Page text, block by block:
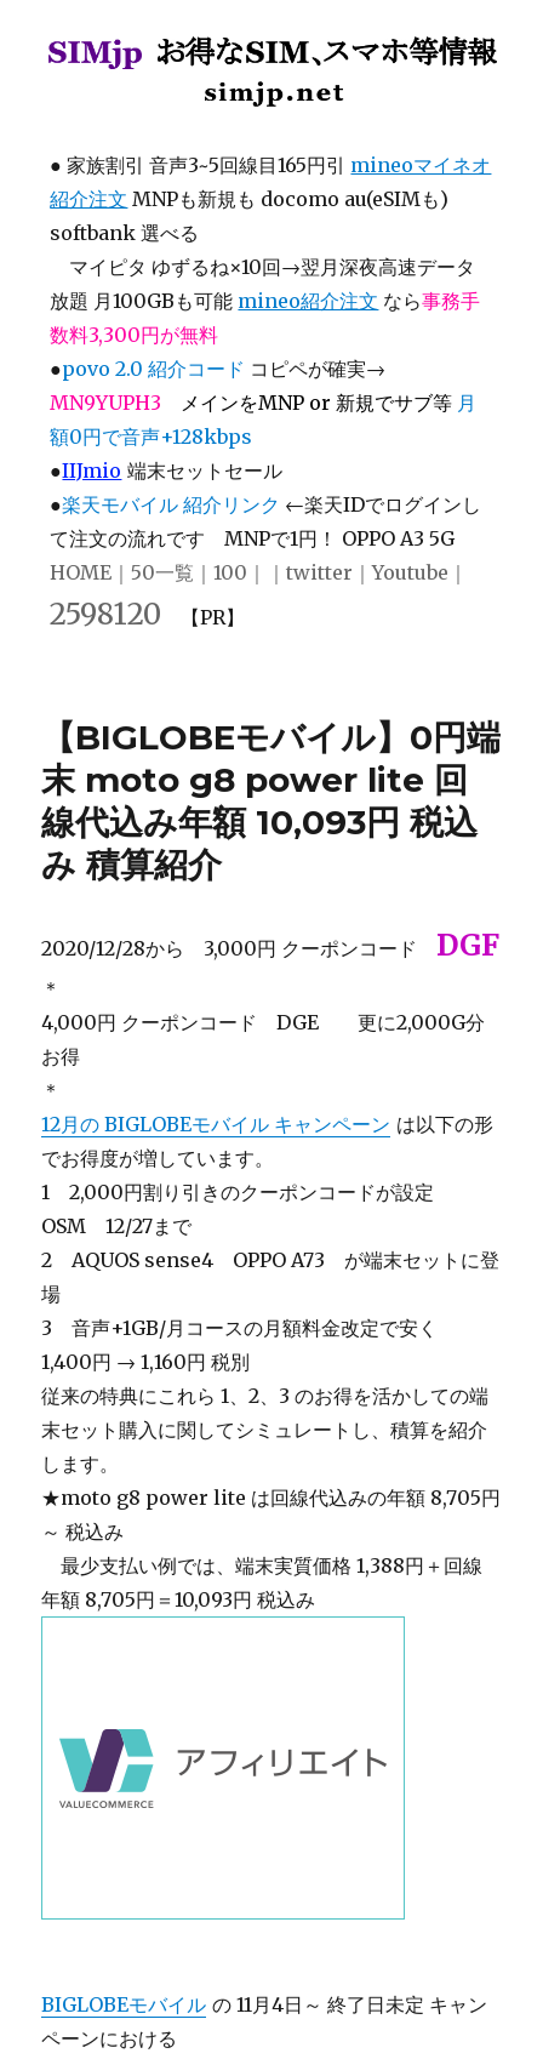
● 家族割引 音声3~5回線目165円引 mineoマイネオ
紹介注文 MNPも新規も docomo au(eSIMも)
softbank 選べる
マイピタ ゆずるね×10回→翌月深夜高速データ
放題 月100GBも可能 mineo紹介注文 なら事務手
数料3,300円が無料
●povo 2.0 紹介コード コピペが確実→
MN9YUPH3
メインをMNP or 新規でサブ等 月
額0円で音声+128kbps
●IIJmio 端末セットセール
●楽天モバイル 紹介リンク ←楽天IDでログインし
て注文の流れです MNPで1円！ OPPO A3 5G
HOME ｜ 50一覧 ｜100 ｜｜twitter ｜Youtube ｜
2598120 【PR】
【BIGLOBEモバイル】0円端
末 moto g8 power lite 回
線代込み年額 10,093円 税込
み 積算紹介
2020/12/28から 3,000円 クーポンコード DGF
＊
4,000円 クーポンコード DGE 更に2,000G分
お得
＊
12月の BIGLOBEモバイル キャンペーン は以下の形
でお得度が増しています。
1 2,000円割り引きのクーポンコードが設定
OSM 12/27まで
2 AQUOS sense4 OPPO A73 が端末セットに登
場
3 音声+1GB/月コースの月額料金改定で安く
1,400円 → 1,160円 税別
従来の特典にこれら 1、2、3 のお得を活かしての端
末セット購入に関してシミュレートし、積算を紹介
します。
★moto g8 power lite は回線代込みの年額 8,705円
～ 税込み
＿最少支払い例では、端末実質価格 1,388円＋回線
年額 8,705円＝10,093円 税込み
BIGLOBEモバイル の 11月4日～ 終了日未定 キャン
ペーンにおける